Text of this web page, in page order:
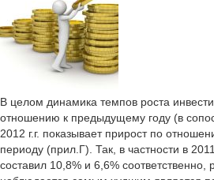
В целом динамика темпов роста
отношению к предыдущему году (в
2012 г.г. показывает прирост по
периоду (прил.Г). Так, в частности в
составил 10,8% и 6,6% соответственно,